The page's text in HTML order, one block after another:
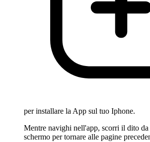
per installare la App sul tuo Iphone.
Mentre navighi nell'app, scorri il dito da
schermo per tornare alle pagine